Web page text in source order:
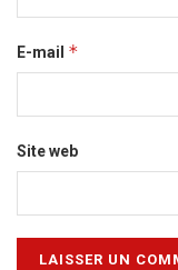
E-mail *
Site web